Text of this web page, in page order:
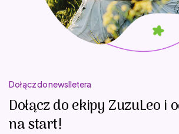
Dołącz do newslletera
Dołącz do ekipy ZuzuLeo i
na start!